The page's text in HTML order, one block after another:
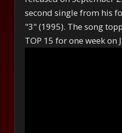
second single from his
"3" (1995). The song
TOP 15 for one week on